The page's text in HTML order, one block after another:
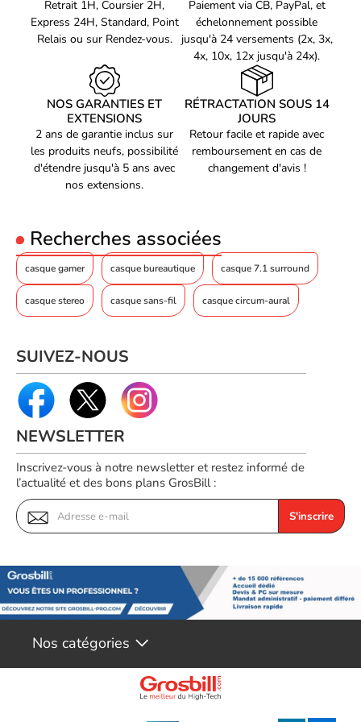
Retrait 1H, Coursier 2H,
Express 24H, Standard, Point
Relais ou sur Rendez-vous.
Paiement via CB, PayPal, et
échelonnement possible
jusqu'à 24 versements (2x, 3x,
4x, 10x, 12x jusqu'à 24x).
NOS GARANTIES ET
EXTENSIONS
2 ans de garantie inclus sur
les produits neufs, possibilité
d'étendre jusqu'à 5 ans avec
nos extensions.
RÉTRACTATION SOUS 14
JOURS
Retour facile et rapide avec
remboursement en cas de
changement d'avis !
Recherches associées
casque gamer casque bureautique casque 7.1 surround
casque stereo casque sans-fil casque circum-aural
SUIVEZ-NOUS
NEWSLETTER
Inscrivez-vous à notre newsletter et restez informé de
l’actualité et des bons plans GrosBill :
S'inscrire
Nos catégories